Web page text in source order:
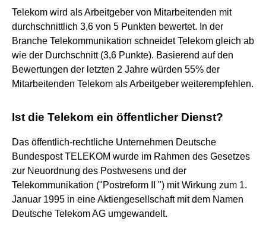
Telekom wird als Arbeitgeber von Mitarbeitenden mit
durchschnittlich 3,6 von 5 Punkten bewertet. In der
Branche Telekommunikation schneidet Telekom gleich ab
wie der Durchschnitt (3,6 Punkte). Basierend auf den
Bewertungen der letzten 2 Jahre würden 55% der
Mitarbeitenden Telekom als Arbeitgeber weiterempfehlen.
Ist die Telekom ein öffentlicher Dienst?
Das öffentlich-rechtliche Unternehmen Deutsche
Bundespost TELEKOM wurde im Rahmen des Gesetzes
zur Neuordnung des Postwesens und der
Telekommunikation ("Postreform II ") mit Wirkung zum 1.
Januar 1995 in eine Aktiengesellschaft mit dem Namen
Deutsche Telekom AG umgewandelt.